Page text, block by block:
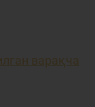
варақча